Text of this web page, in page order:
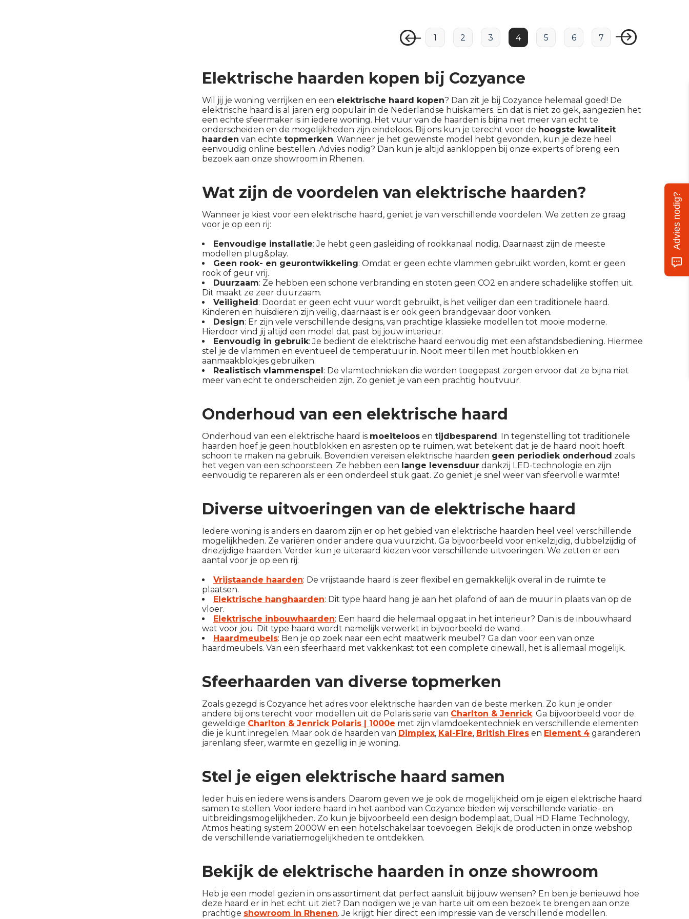
1 2 3 4 5 6 7
Elektrische haarden kopen bij Cozyance
Wil jij je woning verrijken en een elektrische haard kopen? Dan zit je bij Cozyance helemaal goed! De
elektrische haard is al jaren erg populair in de Nederlandse huiskamers. En dat is niet zo gek, aangezien het
een echte sfeermaker is in iedere woning. Het vuur van de haarden is bijna niet meer van echt te
onderscheiden en de mogelijkheden zijn eindeloos. Bij ons kun je terecht voor de hoogste kwaliteit
haarden van echte topmerken. Wanneer je het gewenste model hebt gevonden, kun je deze heel
eenvoudig online bestellen. Advies nodig? Dan kun je altijd aankloppen bij onze experts of breng een
bezoek aan onze showroom in Rhenen.
Wat zijn de voordelen van elektrische haarden?
Wanneer je kiest voor een elektrische haard, geniet je van verschillende voordelen. We zetten ze graag
voor je op een rij:
Eenvoudige installatie: Je hebt geen gasleiding of rookkanaal nodig. Daarnaast zijn de meeste
modellen plug&play.
Geen rook- en geurontwikkeling: Omdat er geen echte vlammen gebruikt worden, komt er geen
rook of geur vrij.
Duurzaam: Ze hebben een schone verbranding en stoten geen CO2 en andere schadelijke stoffen uit.
Dit maakt ze zeer duurzaam.
Veiligheid: Doordat er geen echt vuur wordt gebruikt, is het veiliger dan een traditionele haard.
Kinderen en huisdieren zijn veilig, daarnaast is er ook geen brandgevaar door vonken.
Design: Er zijn vele verschillende designs, van prachtige klassieke modellen tot mooie moderne.
Hierdoor vind jij altijd een model dat past bij jouw interieur.
Eenvoudig in gebruik: Je bedient de elektrische haard eenvoudig met een afstandsbediening. Hiermee
stel je de vlammen en eventueel de temperatuur in. Nooit meer tillen met houtblokken en
aanmaakblokjes gebruiken.
Realistisch vlammenspel: De vlamtechnieken die worden toegepast zorgen ervoor dat ze bijna niet
meer van echt te onderscheiden zijn. Zo geniet je van een prachtig houtvuur.
Onderhoud van een elektrische haard
Onderhoud van een elektrische haard is moeiteloos en tijdbesparend. In tegenstelling tot traditionele
haarden hoef je geen houtblokken en asresten op te ruimen, wat betekent dat je de haard nooit hoeft
schoon te maken na gebruik. Bovendien vereisen elektrische haarden geen periodiek onderhoud zoals
het vegen van een schoorsteen. Ze hebben een lange levensduur dankzij LED-technologie en zijn
eenvoudig te repareren als er een onderdeel stuk gaat. Zo geniet je snel weer van sfeervolle warmte!
Diverse uitvoeringen van de elektrische haard
Iedere woning is anders en daarom zijn er op het gebied van elektrische haarden heel veel verschillende
mogelijkheden. Ze variëren onder andere qua vuurzicht. Ga bijvoorbeeld voor enkelzijdig, dubbelzijdig of
driezijdige haarden. Verder kun je uiteraard kiezen voor verschillende uitvoeringen. We zetten er een
aantal voor je op een rij:
Vrijstaande haarden: De vrijstaande haard is zeer flexibel en gemakkelijk overal in de ruimte te
plaatsen.
Elektrische hanghaarden: Dit type haard hang je aan het plafond of aan de muur in plaats van op de
vloer.
Elektrische inbouwhaarden: Een haard die helemaal opgaat in het interieur? Dan is de inbouwhaard
wat voor jou. Dit type haard wordt namelijk verwerkt in bijvoorbeeld de wand.
Haardmeubels: Ben je op zoek naar een echt maatwerk meubel? Ga dan voor een van onze
haardmeubels. Van een sfeerhaard met vakkenkast tot een complete cinewall, het is allemaal mogelijk.
Sfeerhaarden van diverse topmerken
Zoals gezegd is Cozyance het adres voor elektrische haarden van de beste merken. Zo kun je onder
andere bij ons terecht voor modellen uit de Polaris serie van Charlton & Jenrick. Ga bijvoorbeeld voor de
geweldige Charlton & Jenrick Polaris | 1000e met zijn vlamdoekentechniek en verschillende elementen
die je kunt inregelen. Maar ook de haarden van Dimplex, Kal-Fire, British Fires en Element 4 garanderen
jarenlang sfeer, warmte en gezellig in je woning.
Stel je eigen elektrische haard samen
Ieder huis en iedere wens is anders. Daarom geven we je ook de mogelijkheid om je eigen elektrische haard
samen te stellen. Voor iedere haard in het aanbod van Cozyance bieden wij verschillende variatie- en
uitbreidingsmogelijkheden. Zo kun je bijvoorbeeld een design bodemplaat, Dual HD Flame Technology,
Atmos heating system 2000W en een hotelschakelaar toevoegen. Bekijk de producten in onze webshop
de verschillende variatiemogelijkheden te ontdekken.
Bekijk de elektrische haarden in onze showroom
Heb je een model gezien in ons assortiment dat perfect aansluit bij jouw wensen? En ben je benieuwd hoe
deze haard er in het echt uit ziet? Dan nodigen we je van harte uit om een bezoek te brengen aan onze
prachtige showroom in Rhenen. Je krijgt hier direct een impressie van de verschillende modellen.
Advies nodig?